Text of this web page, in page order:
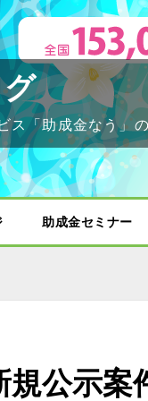
ス「助成金なう」
助成金セミナー
公示案